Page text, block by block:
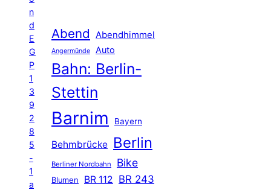
n
d
E
G
P
1
3
9
2
8
5
-
1
a
Abend Abendhimmel
Angermünde Auto
Bahn: Berlin-
Stettin
Barnim Bayern
Behmbrücke Berlin
Berliner Nordbahn Bike
Blumen BR 112 BR 243